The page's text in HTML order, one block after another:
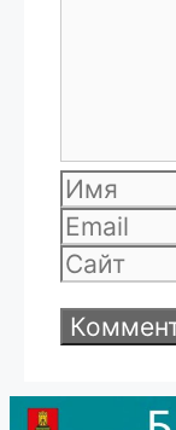
Имя
Email
Сайт